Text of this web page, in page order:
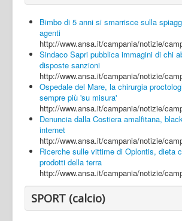
Bimbo di 5 anni si smarrisce sulla
agenti
http://www.ansa.it/campania/notizie/
Sindaco Sapri pubblica immagini di chi
disposte sanzioni
http://www.ansa.it/campania/notizie/
Ospedale del Mare, la chirurgia
sempre più 'su misura'
http://www.ansa.it/campania/notizie/
Denuncia dalla Costiera amalfitana,
internet
http://www.ansa.it/campania/notizie/
Ricerche sulle vittime di Oplontis, dieta
prodotti della terra
http://www.ansa.it/campania/notizie/
SPORT (calcio)